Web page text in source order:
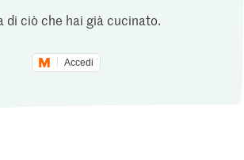
di ciò che hai già cucinato.
Accedi